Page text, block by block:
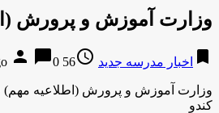
وزارت آموزش و پرورش
bookmark اخبار مدرسه جدید access_time
56 years ago
person chat_bubble0
وزارت آموزش و پرورش (اطلاعیه مهم)
کندو